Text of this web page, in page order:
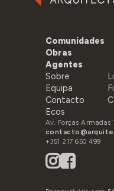
Comunidades
Obras
Agentes
Sobre
Equipa
Contacto
Ecos
Av. Forças Armadas
+351 217 650 499